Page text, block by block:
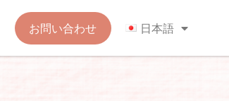
お問い合わせ 日本語